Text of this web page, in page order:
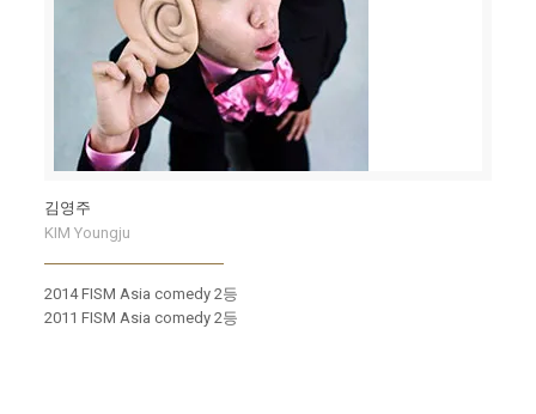
김영주
KIM Youngju
2014 FISM Asia comedy 2등
2011 FISM Asia comedy 2등